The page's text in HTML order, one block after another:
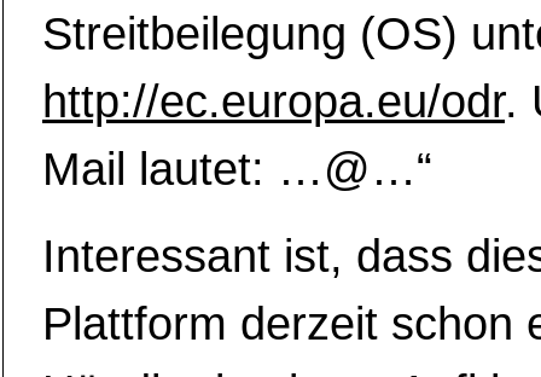
Streitbeilegung (OS)
http://ec.europa.eu/odr.
Mail lautet: …@…“
Interessant ist, dass
Plattform derzeit schon